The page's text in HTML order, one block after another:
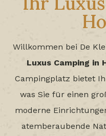
Willkommen bei De
Luxus Camping in
Campingplatz bietet
was Sie für einen
moderne
atemberaubende